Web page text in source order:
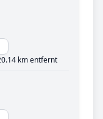
km entfernt